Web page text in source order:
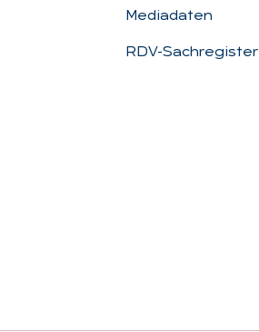
Mediadaten
RDV-Sachregister